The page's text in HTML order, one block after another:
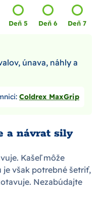
Deň 5 Deň 6 Deň 7
únava, náhly a
Coldrex MaxGrip
a návrat sily
Kašeľ môže
je však potrebné šetriť,
Nezabúdajte